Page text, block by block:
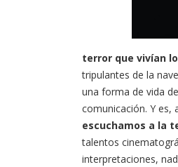
terror que vivían
tripulantes de la
una forma de vida
comunicación. Y es,
escuchamos a la
talentos
interpretaciones,